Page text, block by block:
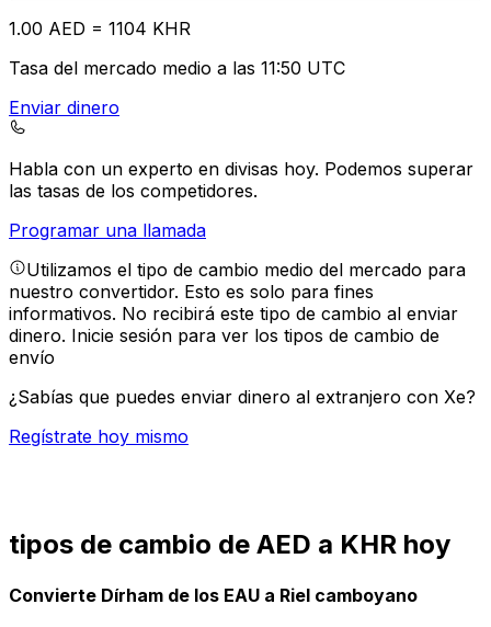
1.00 AED = 1104 KHR
Tasa del mercado medio a las 11:50 UTC
Enviar dinero
Habla con un experto en divisas hoy. Podemos superar
las tasas de los competidores.
Programar una llamada
Utilizamos el tipo de cambio medio del mercado para
nuestro convertidor. Esto es solo para fines
informativos. No recibirá este tipo de cambio al enviar
dinero. Inicie sesión para ver los tipos de cambio de
envío
¿Sabías que puedes enviar dinero al extranjero con Xe?
Regístrate hoy mismo
tipos de cambio de AED a KHR hoy
Convierte Dírham de los EAU a Riel camboyano